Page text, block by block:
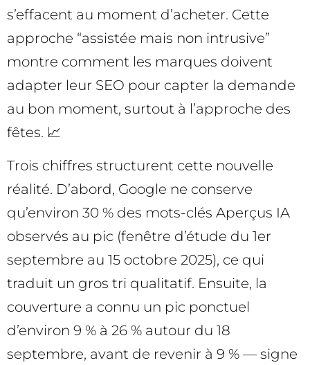
s’effacent au moment d’acheter. Cette
approche “assistée mais non intrusive”
montre comment les marques doivent
adapter leur SEO pour capter la demande
au bon moment, surtout à l’approche des
fêtes. 📈
Trois chiffres structurent cette nouvelle
réalité. D’abord, Google ne conserve
qu’environ 30 % des mots-clés Aperçus IA
observés au pic (fenêtre d’étude du 1er
septembre au 15 octobre 2025), ce qui
traduit un gros tri qualitatif. Ensuite, la
couverture a connu un pic ponctuel
d’environ 9 % à 26 % autour du 18
septembre, avant de revenir à 9 % — signe